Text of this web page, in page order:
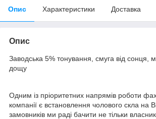
Опис Характеристики Доставка
Опис
Заводська 5% тонування, смуга від сонця,
дощу
Одним із пріоритетних напрямів роботи
компанії є встановлення чолового скла на
замовників ми раді бачити не тільки